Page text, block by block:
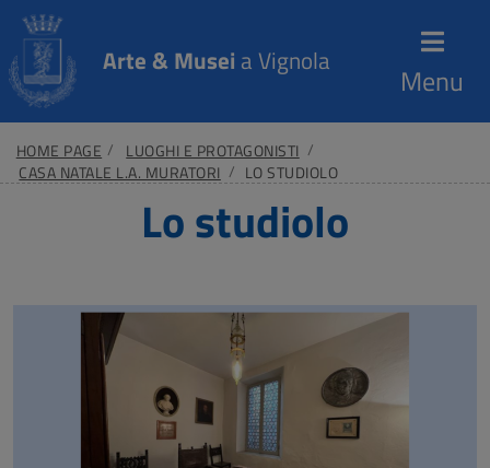
Arte & Musei a Vignola
Menu
HOME PAGE
LUOGHI E PROTAGONISTI
CASA NATALE L.A. MURATORI
LO STUDIOLO
Lo studiolo